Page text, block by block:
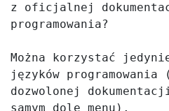
z oficjalnej
programowania?
Można korzystać
języków
dozwolonej
samym dole menu).